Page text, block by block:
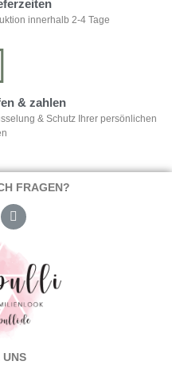
innerhalb 2-4 Tage
& zahlen
& Schutz Ihrer persönlichen
FRAGEN?
UNS